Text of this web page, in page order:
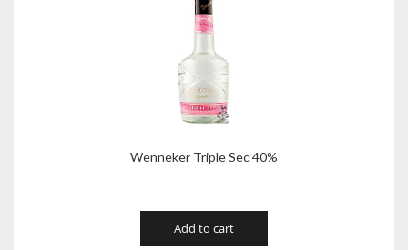
Wenneker Triple Sec 40%
Add to cart